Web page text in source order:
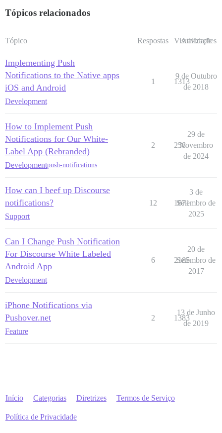
Tópicos relacionados
Tópico Respostas Visualizações
Atividade
Implementing Push
Notifications to the Native apps
iOS and Android
Development
1 1313
9 de Outubro
de 2018
How to Implement Push
Notifications for Our White-
Label App (Rebranded)
Developmentpush-notifications
2 258
29 de
Novembro
de 2024
How can I beef up Discourse
notifications?
Support
12 1871
3 de
Setembro de
2025
Can I Change Push Notification
For Discourse White Labeled
Android App
Development
6 2185
20 de
Setembro de
2017
iPhone Notifications via
Pushover.net
Feature
2 1383
13 de Junho
de 2019
Início Categorias Diretrizes Termos de Serviço
Política de Privacidade